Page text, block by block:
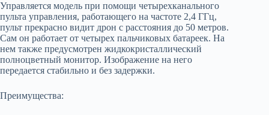
Управляется модель при помощи четырехканального
пульта управления, работающего на частоте 2,4 ГГц,
пульт прекрасно видит дрон с расстояния до 50 метров.
Сам он работает от четырех пальчиковых батареек. На
нем также предусмотрен жидкокристаллический
полноцветный монитор. Изображение на него
передается стабильно и без задержки.
Преимущества: